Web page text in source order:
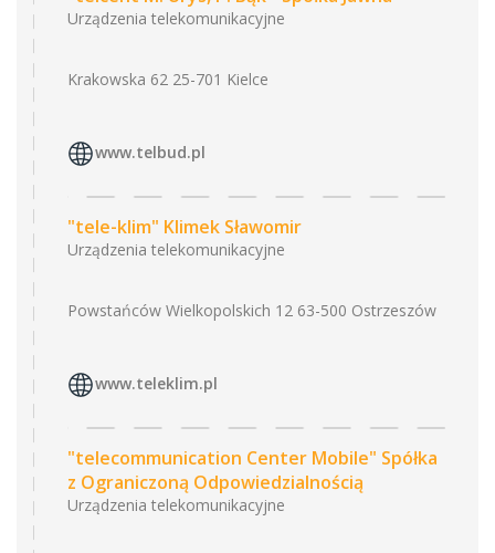
Urządzenia telekomunikacyjne
Krakowska 62 25-701 Kielce
www.telbud.pl
"tele-klim" Klimek Sławomir
Urządzenia telekomunikacyjne
Powstańców Wielkopolskich 12 63-500 Ostrzeszów
www.teleklim.pl
"telecommunication Center Mobile" Spółka
z Ograniczoną Odpowiedzialnością
Urządzenia telekomunikacyjne